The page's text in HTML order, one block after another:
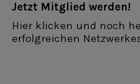
Jetzt Mitglied werden!
Hier klicken und noch
erfolgreichen